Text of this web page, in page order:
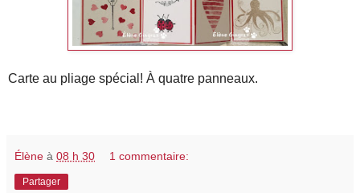
Carte au pliage spécial! À quatre panneaux.
Élène à 08 h 30 1 commentaire:
Partager